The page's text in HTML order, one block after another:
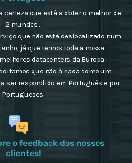
certeza que está a obter o melhor de
2 mundos...
que não está deslocalizado num
já que temos toda a nossa
datacenters da Europa .
que não à nada como um
ser respondido em Português e por
Portugueses.
o feedback dos nossos
clientes!